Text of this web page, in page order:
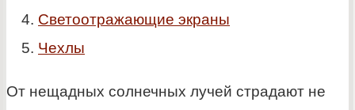
Светоотражающие экраны
Чехлы
От нещадных солнечных лучей страдают не